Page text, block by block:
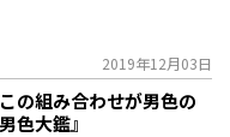
2019年12月03日
の組み合わせが男色の
色大鑑』